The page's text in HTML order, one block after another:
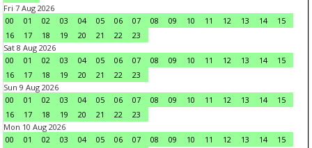
Fri 7 Aug 2026
00
01 02 03 04 05 06 07 08 09 10 11 12 13 14
15
16
17 18 19 20 21 22
23
Sat 8 Aug 2026
00
01 02 03 04 05 06 07 08 09 10 11 12 13 14
15
16
17 18 19 20 21 22
23
Sun 9 Aug 2026
00
01 02 03 04 05 06 07 08 09 10 11 12 13 14
15
16
17 18 19 20 21 22
23
Mon 10 Aug 2026
00
01 02 03 04 05 06 07 08 09 10 11 12 13 14
15